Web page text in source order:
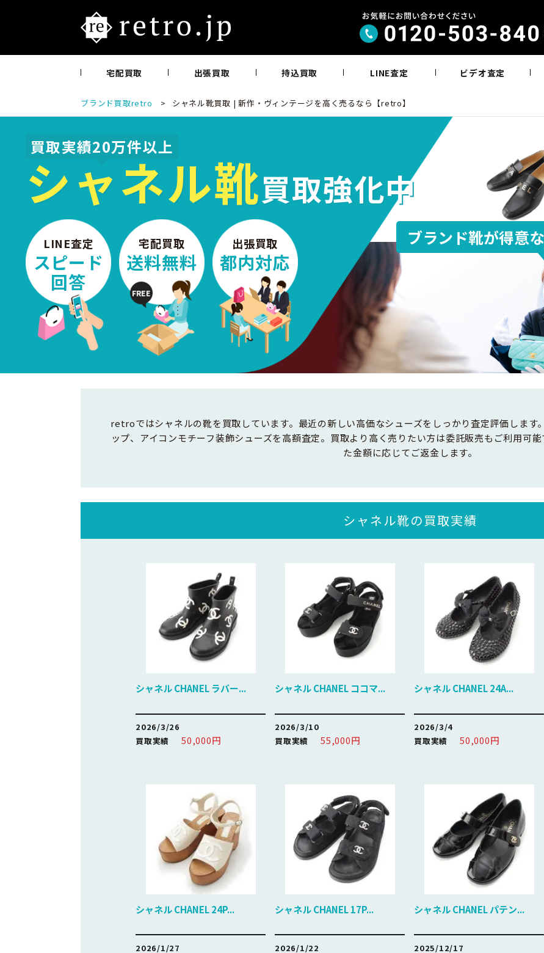
宅配買取 出張買取 持込買取 LINE査定 ビデオ査定
ブランド買取retro > シャネル靴買取 | 新作・ヴィンテージを高く売るなら【retro】
買取実績20万件以上
シャネル靴買取強化中
LINE査定
スピード
回答
宅配買取
送料無料
出張買取
都内対応
ブランド靴が得意
retroではシャネルの靴を買取しています。最近の新しい高価なシューズをしっかり査定評価します
ップ、アイコンモチーフ装飾シューズを高額査定。買取より高く売りたい方は委託販売もご利用可
た金額に応じてご返金します。
シャネル靴の買取実績
シャネル CHANEL ラバー...
2026/3/26
買取実績
50,000円
シャネル CHANEL ココマ...
2026/3/10
買取実績
55,000円
シャネル CHANEL 24A...
2026/3/4
買取実績
50,000円
シャネル CHANEL 24P...
2026/1/27
シャネル CHANEL 17P...
2026/1/22
シャネル CHANEL パテン...
2025/12/17